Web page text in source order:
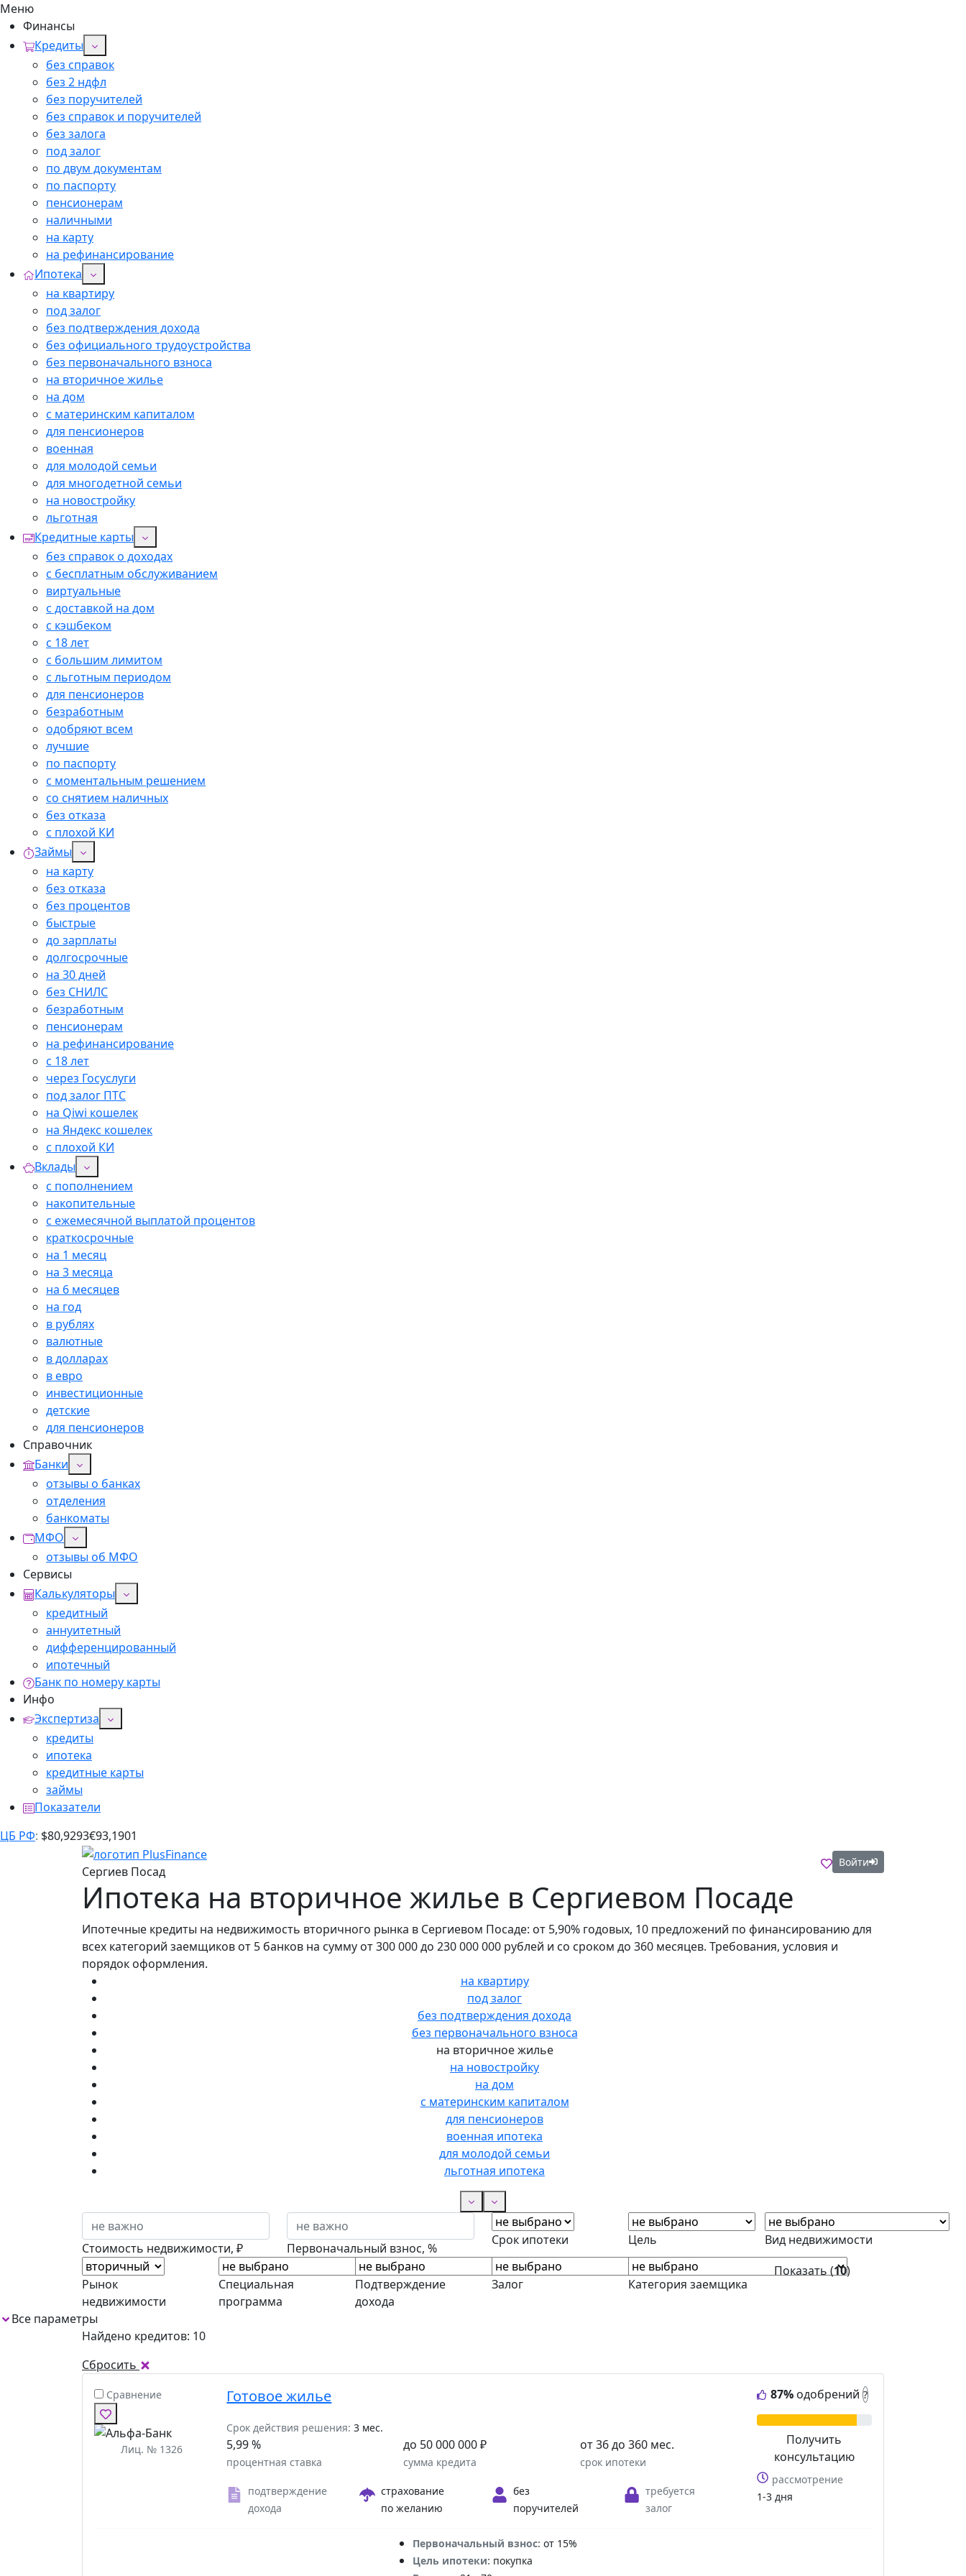
Меню
Финансы
Кредиты
без справок
без 2 ндфл
без поручителей
без справок и поручителей
без залога
под залог
по двум документам
по паспорту
пенсионерам
наличными
на карту
на рефинансирование
Ипотека
на квартиру
под залог
без подтверждения дохода
без официального трудоустройства
без первоначального взноса
на вторичное жилье
на дом
с материнским капиталом
для пенсионеров
военная
для молодой семьи
для многодетной семьи
на новостройку
льготная
Кредитные карты
без справок о доходах
с бесплатным обслуживанием
виртуальные
с доставкой на дом
с кэшбеком
с 18 лет
с большим лимитом
с льготным периодом
для пенсионеров
безработным
одобряют всем
лучшие
по паспорту
с моментальным решением
со снятием наличных
без отказа
с плохой КИ
Займы
на карту
без отказа
без процентов
быстрые
до зарплаты
долгосрочные
на 30 дней
без СНИЛС
безработным
пенсионерам
на рефинансирование
с 18 лет
через Госуслуги
под залог ПТС
на Qiwi кошелек
на Яндекс кошелек
с плохой КИ
Вклады
с пополнением
накопительные
с ежемесячной выплатой процентов
краткосрочные
на 1 месяц
на 3 месяца
на 6 месяцев
на год
в рублях
валютные
в долларах
в евро
инвестиционные
детские
для пенсионеров
Справочник
Банки
отзывы о банках
отделения
банкоматы
МФО
отзывы об МФО
Сервисы
Калькуляторы
кредитный
аннуитетный
дифференцированный
ипотечный
Банк по номеру карты
Инфо
Экспертиза
кредиты
ипотека
кредитные карты
займы
Показатели
ЦБ РФ: $80,9293€93,1901
Сергиев Посад
Войти
Ипотека на вторичное жилье в Сергиевом Посаде
Ипотечные кредиты на недвижимость вторичного рынка в Сергиевом Посаде: от 5,90% годовых, 10 предложений по финансированию для
всех категорий заемщиков от 5 банков на сумму от 300 000 до 230 000 000 рублей и со сроком до 360 месяцев. Требования, условия и
порядок оформления.
на квартиру
под залог
без подтверждения дохода
без первоначального взноса
на вторичное жилье
на новостройку
на дом
с материнским капиталом
для пенсионеров
военная ипотека
для молодой семьи
льготная ипотека
Стоимость недвижимости, ₽ Первоначальный взнос, %
Срок ипотеки Цель Вид недвижимости
Рынок
недвижимости
Специальная
программа
Подтверждение
дохода
Залог Категория заемщика
Показать (10)
Все параметры
Найдено кредитов: 10
Сбросить
Сравнение
Лиц. № 1326
Готовое жилье
Срок действия решения: 3 мес.
5,99 %
процентная ставка
до 50 000 000 ₽
сумма кредита
от 36 до 360 мес.
срок ипотеки
подтверждение
дохода
страхование
по желанию
без
поручителей
требуется
залог
87%одобрений ?
Получить
консультацию
рассмотрение
1-3 дня
Первоначальный взнос: от 15%
Цель ипотеки: покупка